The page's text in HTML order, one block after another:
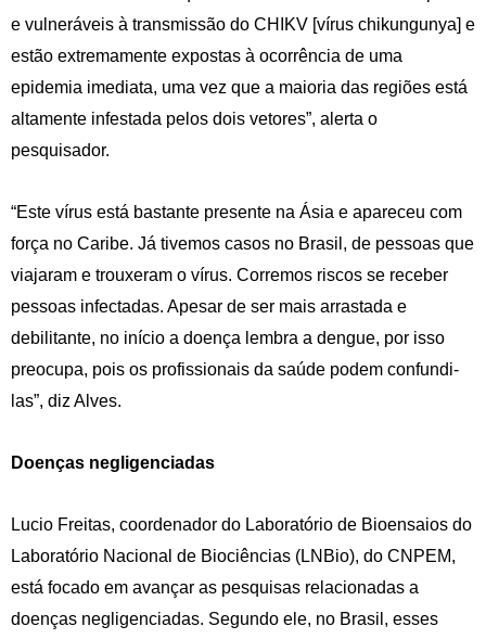
e vulneráveis à transmissão do CHIKV [vírus chikungunya] e
estão extremamente expostas à ocorrência de uma
epidemia imediata, uma vez que a maioria das regiões está
altamente infestada pelos dois vetores”, alerta o
pesquisador.
“Este vírus está bastante presente na Ásia e apareceu com
força no Caribe. Já tivemos casos no Brasil, de pessoas que
viajaram e trouxeram o vírus. Corremos riscos se receber
pessoas infectadas. Apesar de ser mais arrastada e
debilitante, no início a doença lembra a dengue, por isso
preocupa, pois os profissionais da saúde podem confundi-
las”, diz Alves.
Doenças negligenciadas
Lucio Freitas, coordenador do Laboratório de Bioensaios do
Laboratório Nacional de Biociências (LNBio), do CNPEM,
está focado em avançar as pesquisas relacionadas a
doenças negligenciadas. Segundo ele, no Brasil, esses